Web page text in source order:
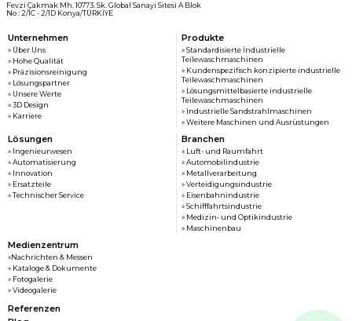
Fevzi Çakmak Mh. 10773. Sk. Global Sanayi Sitesi A Blok
No : 2/1C - 2/1D Konya/TÜRKİYE
Unternehmen
» Über Uns
» Hohe Qualität
» Präzisionsreinigung
» Lösungspartner
» Unsere Werte
» 3D Design
» Karriere
Produkte
» Standardisierte İndustrielle
Teilewaschmaschinen
» Kundenspezifisch konzipierte industrielle
Teilewaschmaschinen
» Lösungsmittelbasierte industrielle
Teilewaschmaschinen
» Industrielle Sandstrahlmaschinen
» Weitere Maschinen und Ausrüstungen
Lösungen
» Ingenieurwesen
» Automatisierung
» Innovation
» Ersatzteile
» Technischer Service
Branchen
» Luft- und Raumfahrt
» Automobilindustrie
» Metallverarbeitung
» Verteidigungsindustrie
» Eisenbahnindustrie
» Schifffahrtsindustrie
» Medizin- und Optikindustrie
» Maschinenbau
Medienzentrum
»Nachrichten & Messen
» Kataloge & Dokumente
» Fotogalerie
» Videogalerie
Referenzen